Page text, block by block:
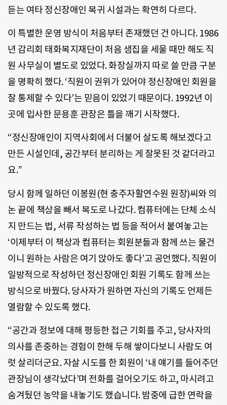
듣는 여타 정신장애인 복귀 시설과는 확연히 다르다.
이 특별한 운영 방식이 처음부터 존재했던 건 아니다. 1986
년 감리회 태화복지재단이 처음 샘집을 세울 때만 해도 직
원 사무실이 별도로 있었다. 화장실까지 따로 쓸 만큼 구분
을 명확히 했다. ‘직원이 권위가 있어야 정신장애인 회원을
잘 통제할 수 있다’는 믿음이 있었기 때문이다. 1992년 이
곳에 입사한 문용훈 관장은 틀을 깨기 시작했다.
“정신장애인이 지역사회에서 더불어 살도록 해보겠다고
만든 시설인데, 공간부터 분리하는 게 잘못된 것 같더라고
요.”
당시 함께 일하던 이봉원(현 충주자활연수원 원장)씨와 의
논 끝에 책상을 빼서 복도로 나갔다. 컴퓨터에는 단체 소식
지 만드는 법, 서류 작성하는 법 등을 적어서 붙여놓고는
‘이제부터 이 책상과 컴퓨터는 회원분들과 함께 쓰는 물건
이니 원하는 사람은 여기 앉아도 좋다’고 공언했다. 직원이
일방적으로 작성하던 정신장애인 회원 기록도 함께 쓰는
방식으로 바꿨다. 당사자가 원하면 자신의 기록도 언제든
열람할 수 있도록 했다.
“공간과 정보에 대해 평등한 접근 기회를 주고, 당사자의
의사를 존중하는 경험이 한해 두해 쌓이다보니 사람도 여
럿 살리더군요. 자살 시도를 한 회원이 ‘내 얘기를 들어주던
관장님이 생각났다’며 전화를 걸어오기도 하고, 마시려고
숨겨뒀던 농약을 내놓기도 했습니다. 밤중에 급한 연락을